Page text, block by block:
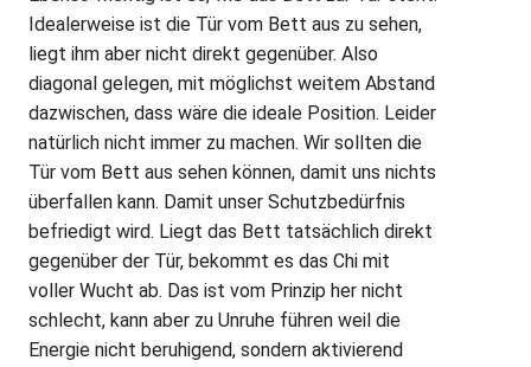
Idealerweise ist die Tür vom Bett aus zu sehen,
liegt ihm aber nicht direkt gegenüber. Also
diagonal gelegen, mit möglichst weitem Abstand
dazwischen, dass wäre die ideale Position. Leider
natürlich nicht immer zu machen. Wir sollten die
Tür vom Bett aus sehen können, damit uns nichts
überfallen kann. Damit unser Schutzbedürfnis
befriedigt wird. Liegt das Bett tatsächlich direkt
gegenüber der Tür, bekommt es das Chi mit
voller Wucht ab. Das ist vom Prinzip her nicht
schlecht, kann aber zu Unruhe führen weil die
Energie nicht beruhigend, sondern aktivierend